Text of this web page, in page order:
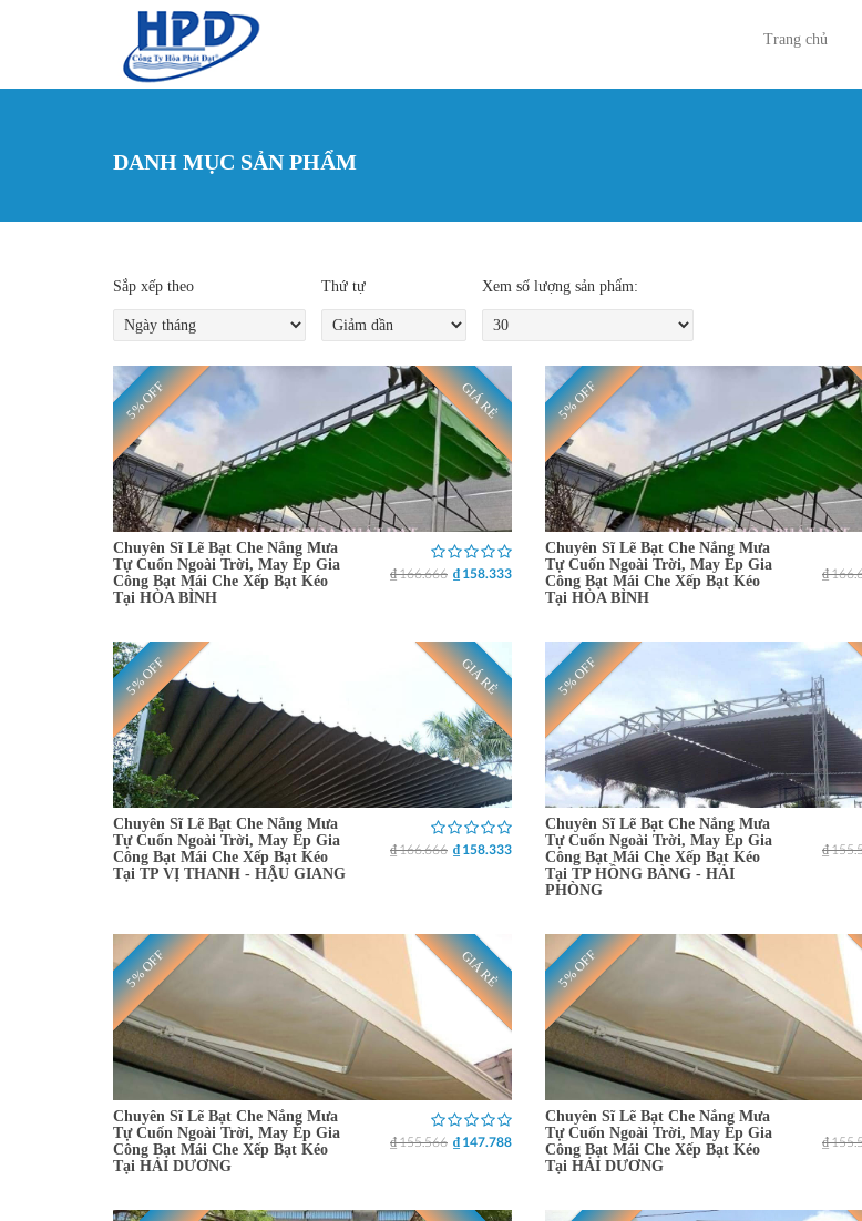
Trang chủ
DANH MỤC SẢN PHẨM
Sắp xếp theo Thứ tự Xem số lượng sản phẩm:
5% OFF GIÁ RẺ
Chuyên Sĩ Lẽ Bạt Che Nắng Mưa
Tự Cuốn Ngoài Trời, May Ép Gia
Công Bạt Mái Che Xếp Bạt Kéo
Tại HÒA BÌNH
₫ 166.666 ₫ 158.333
5% OFF
Chuyên Sĩ Lẽ Bạt Che Nắng Mưa
Tự Cuốn Ngoài Trời, May Ép Gia
Công Bạt Mái Che Xếp Bạt Kéo
Tại HÒA BÌNH
₫
5% OFF GIÁ RẺ
Chuyên Sĩ Lẽ Bạt Che Nắng Mưa
Tự Cuốn Ngoài Trời, May Ép Gia
Công Bạt Mái Che Xếp Bạt Kéo
Tại TP VỊ THANH - HẬU GIANG
₫ 166.666 ₫ 158.333
5% OFF
Chuyên Sĩ Lẽ Bạt Che Nắng Mưa
Tự Cuốn Ngoài Trời, May Ép Gia
Công Bạt Mái Che Xếp Bạt Kéo
Tại TP HỒNG BÀNG - HẢI
PHÒNG
₫
5% OFF GIÁ RẺ
Chuyên Sĩ Lẽ Bạt Che Nắng Mưa
Tự Cuốn Ngoài Trời, May Ép Gia
Công Bạt Mái Che Xếp Bạt Kéo
Tại HẢI DƯƠNG
₫ 155.566 ₫ 147.788
5% OFF
Chuyên Sĩ Lẽ Bạt Che Nắng Mưa
Tự Cuốn Ngoài Trời, May Ép Gia
Công Bạt Mái Che Xếp Bạt Kéo
Tại HẢI DƯƠNG
₫